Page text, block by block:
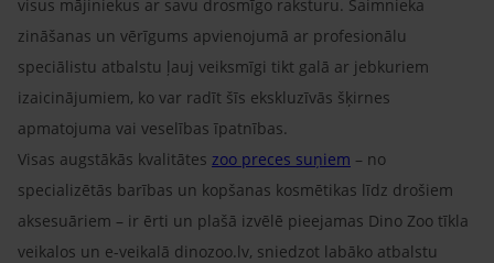
visus mājiniekus ar savu drosmīgo raksturu. Saimnieka
zināšanas un vērīgums apvienojumā ar profesionālu
speciālistu atbalstu ļauj veiksmīgi tikt galā ar jebkuriem
izaicinājumiem, ko var radīt šīs ekskluzīvās šķirnes
apmatojuma vai veselības īpatnības.
Visas augstākās kvalitātes zoo preces suņiem – no
specializētās barības un kopšanas kosmētikas līdz drošiem
aksesuāriem – ir ērti un plašā izvēlē pieejamas Dino Zoo tīkla
veikalos un e-veikalā dinozoo.lv, sniedzot labāko atbalstu